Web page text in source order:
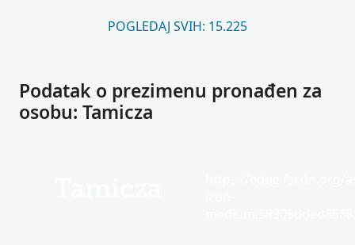
POGLEDAJ SVIH: 15.225
Podatak o prezimenu pronađen za
osobu: Tamicza